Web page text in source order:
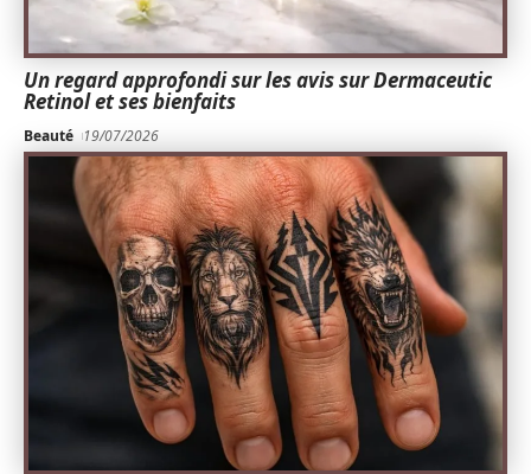
Un regard approfondi sur les avis sur Dermaceutic
Retinol et ses bienfaits
Beauté 19/07/2026